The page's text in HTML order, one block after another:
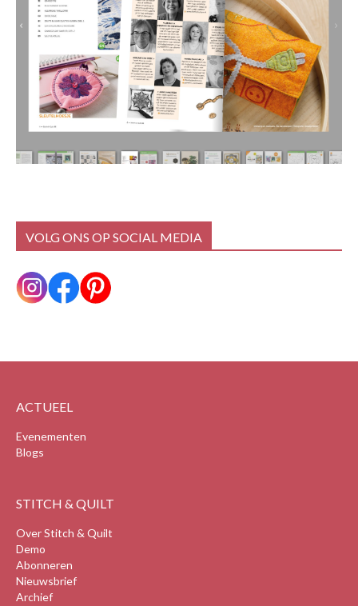
VOLG ONS OP SOCIAL MEDIA
ACTUEEL
Evenementen
Blogs
STITCH & QUILT
Over Stitch & Quilt
Demo
Abonneren
Nieuwsbrief
Archief